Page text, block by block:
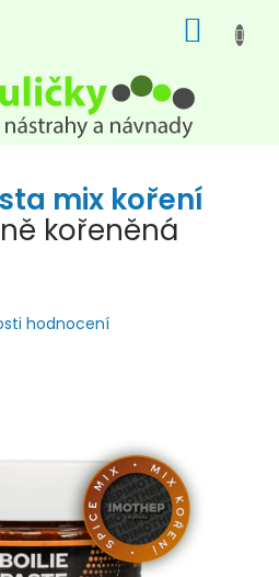
KOŠÍK
mix koření
kořeněná
hodnocení